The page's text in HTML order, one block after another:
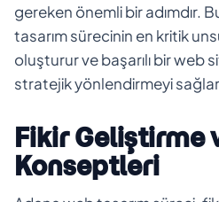
gereken önemli bir adımdır.
tasarım sürecinin en kritik
oluşturur ve başarılı bir web
stratejik yönlendirmeyi
Fikir Geliştirme
Konseptleri